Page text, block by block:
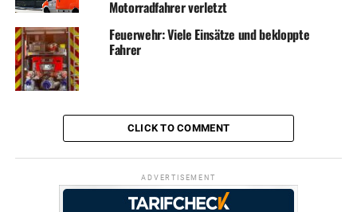
Motorradfahrer verletzt
Feuerwehr: Viele Einsätze und bekloppte
Fahrer
CLICK TO COMMENT
ADVERTISEMENT